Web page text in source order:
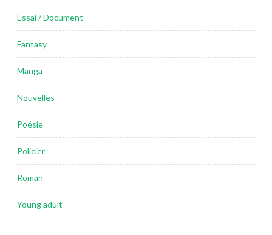
Essai / Document
Fantasy
Manga
Nouvelles
Poésie
Policier
Roman
Young adult